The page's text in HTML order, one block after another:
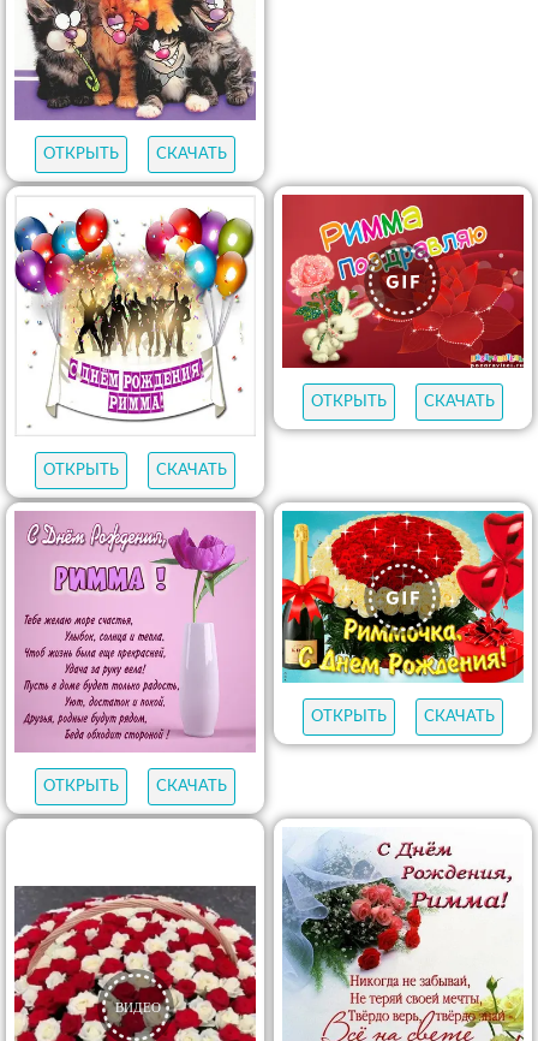
ОТКРЫТЬ СКАЧАТЬ
ОТКРЫТЬ СКАЧАТЬ
ОТКРЫТЬ СКАЧАТЬ
ОТКРЫТЬ СКАЧАТЬ
ОТКРЫТЬ СКАЧАТЬ